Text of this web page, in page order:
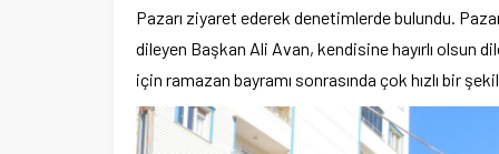
Pazarı ziyaret ederek denetimlerde bulundu.
dileyen Başkan Ali Avan, kendisine hayırlı olsun
için ramazan bayramı sonrasında çok hızlı bir